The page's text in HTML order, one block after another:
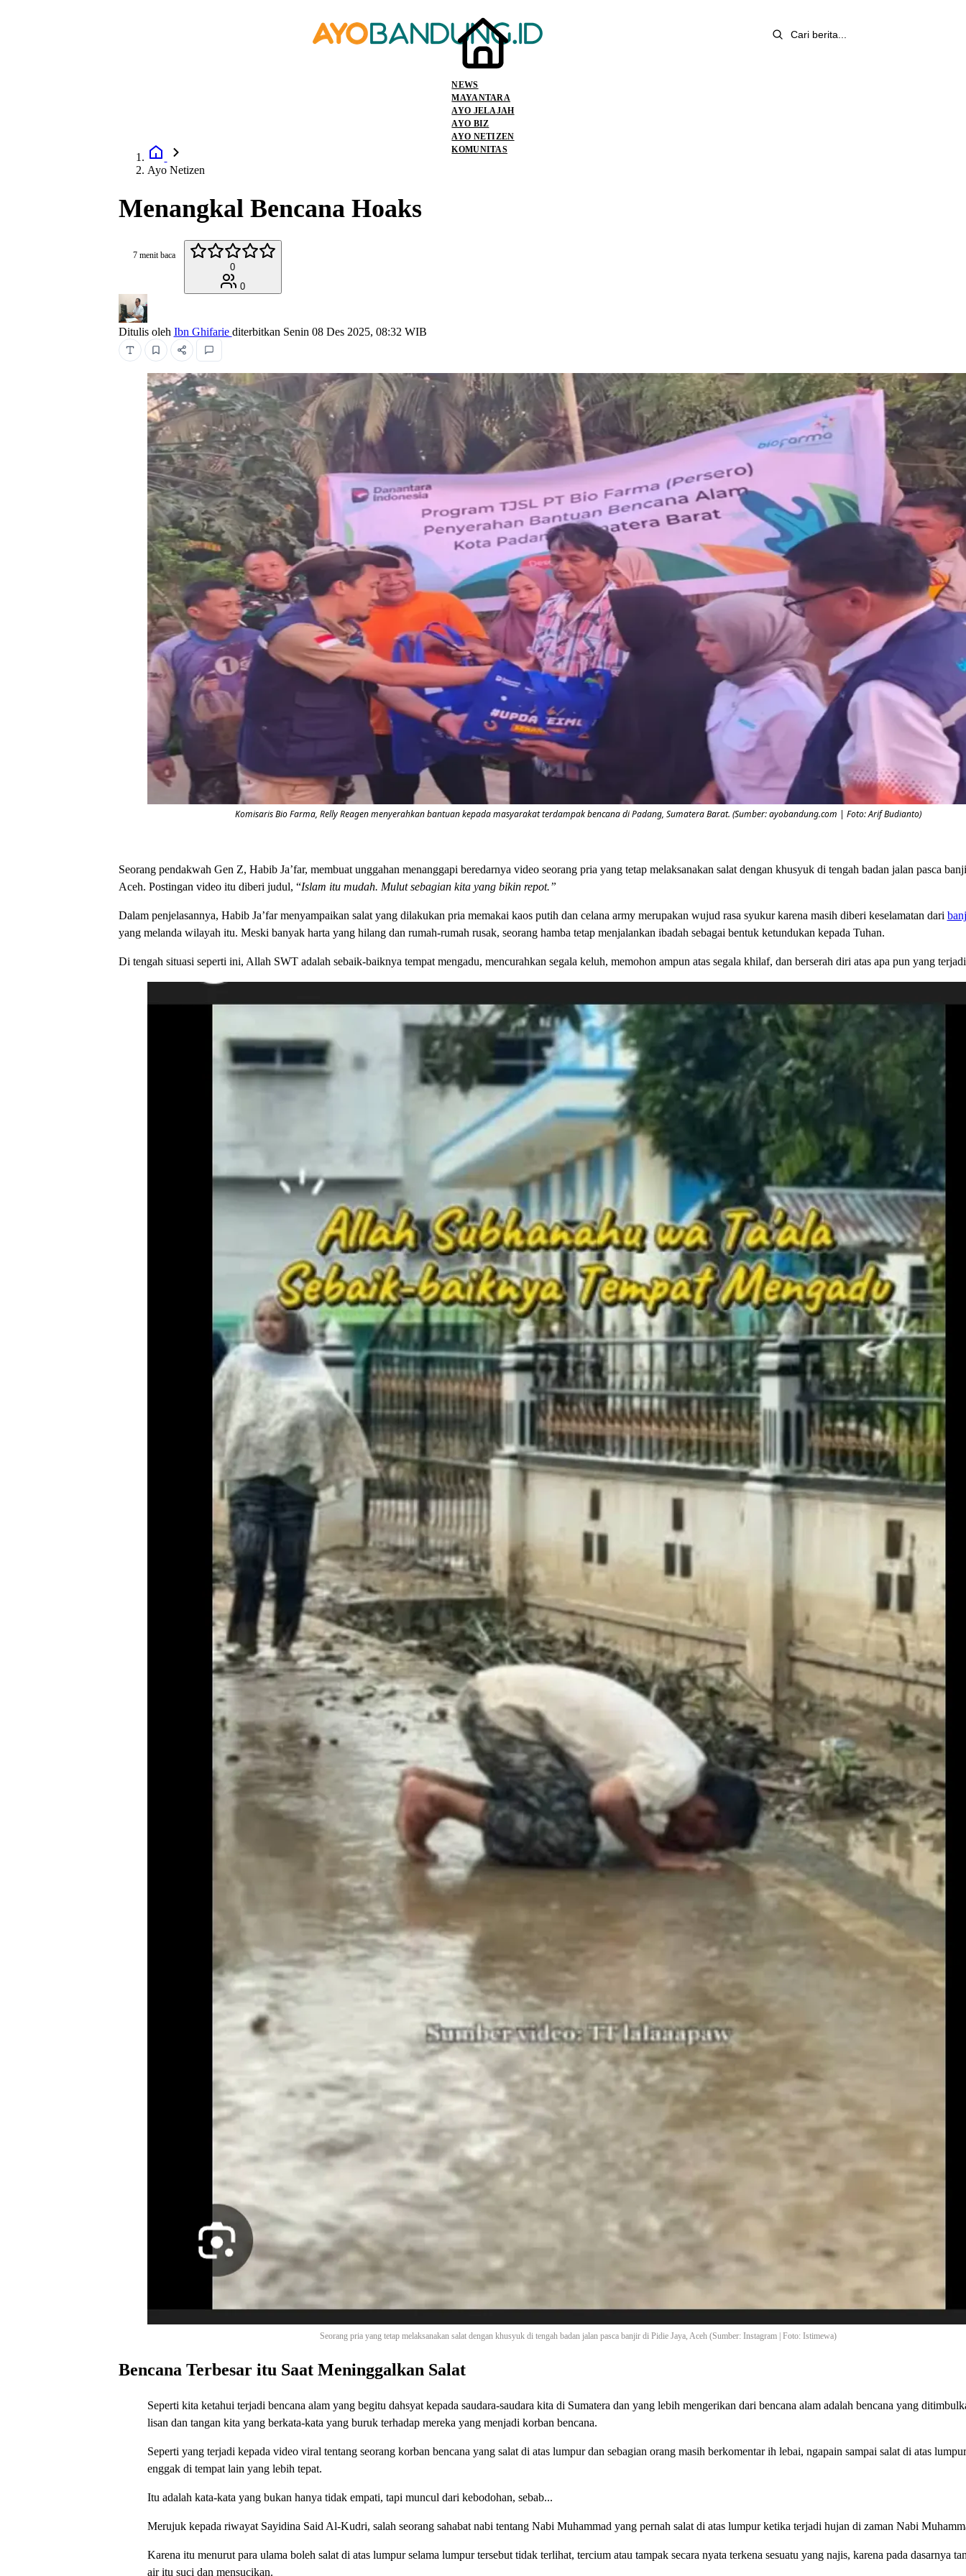
NEWS
MAYANTARA
AYO JELAJAH
AYO BIZ
AYO NETIZEN
KOMUNITAS
Ayo Netizen
Menangkal Bencana Hoaks
7 menit baca
0
0
Ditulis oleh Ibn Ghifarie diterbitkan Senin 08 Des 2025, 08:32 WIB
Komisaris Bio Farma, Relly Reagen menyerahkan bantuan kepada masyarakat terdampak bencana di Padang, Sumatera Barat. (Sumber: ayobandung.com | Foto: Arif Budianto)
Seorang pendakwah Gen Z, Habib Ja’far, membuat unggahan menanggapi beredarnya video seorang pria yang tetap melaksanakan salat dengan khusyuk di tengah badan jalan pasca
Aceh. Postingan video itu diberi judul, “Islam itu mudah. Mulut sebagian kita yang bikin repot.”
Dalam penjelasannya, Habib Ja’far menyampaikan salat yang dilakukan pria memakai kaos putih dan celana army merupakan wujud rasa syukur karena masih diberi keselamatan dari
yang melanda wilayah itu. Meski banyak harta yang hilang dan rumah-rumah rusak, seorang hamba tetap menjalankan ibadah sebagai bentuk ketundukan kepada Tuhan.
Di tengah situasi seperti ini, Allah SWT adalah sebaik-baiknya tempat mengadu, mencurahkan segala keluh, memohon ampun atas segala khilaf, dan berserah diri atas apa pun yang
Seorang pria yang tetap melaksanakan salat dengan khusyuk di tengah badan jalan pasca banjir di Pidie Jaya, Aceh (Sumber: Instagram | Foto: Istimewa)
Bencana Terbesar itu Saat Meninggalkan Salat
Seperti kita ketahui terjadi bencana alam yang begitu dahsyat kepada saudara-saudara kita di Sumatera dan yang lebih mengerikan dari bencana alam adalah bencana yang
lisan dan tangan kita yang berkata-kata yang buruk terhadap mereka yang menjadi korban bencana.
Seperti yang terjadi kepada video viral tentang seorang korban bencana yang salat di atas lumpur dan sebagian orang masih berkomentar ih lebai, ngapain sampai salat di atas
enggak di tempat lain yang lebih tepat.
Itu adalah kata-kata yang bukan hanya tidak empati, tapi muncul dari kebodohan, sebab...
Merujuk kepada riwayat Sayidina Said Al-Kudri, salah seorang sahabat nabi tentang Nabi Muhammad yang pernah salat di atas lumpur ketika terjadi hujan di zaman Nabi
Karena itu menurut para ulama boleh salat di atas lumpur selama lumpur tersebut tidak terlihat, tercium atau tampak secara nyata terkena sesuatu yang najis, karena pada dasarnya
air itu suci dan mensucikan.